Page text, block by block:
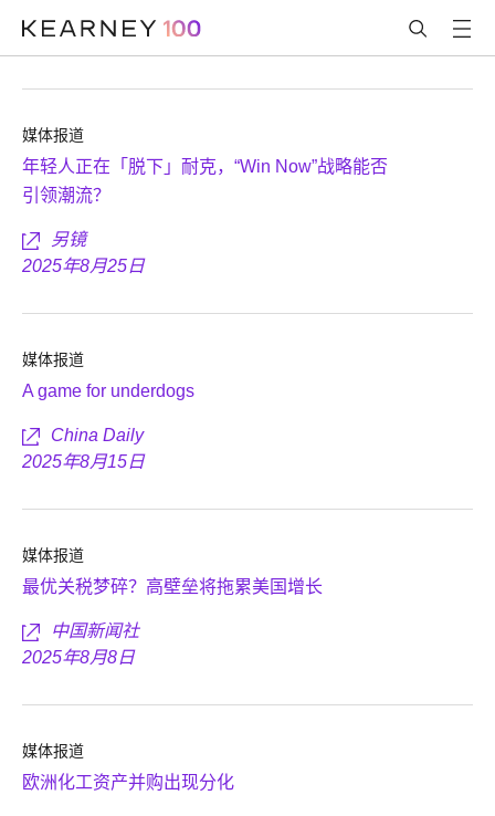
媒体报道
年轻人正在「脱下」耐克，“Win Now”战略能否
引领潮流？
另镜
2025年8月25日
媒体报道
A game for underdogs
China Daily
2025年8月15日
媒体报道
最优关税梦碎？高壁垒将拖累美国增长
中国新闻社
2025年8月8日
媒体报道
欧洲化工资产并购出现分化